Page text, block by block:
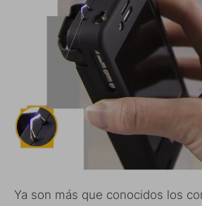
Ya son más que conocidos los